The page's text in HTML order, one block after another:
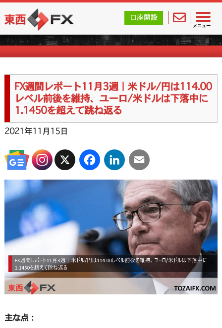
メニュー
東西FX｜海外FX会社（ブローカー）の無料口座開設サポ
口座開設
FX週刊ニュース
FX週間レポート11月3週｜米ドル/円は114.00
レベル前後を維持、ユーロ/米ドルは下落中に
1.1450を超えて跳ね返る
2021年11月15日
X FacebookLinkedInEmail
主な点：